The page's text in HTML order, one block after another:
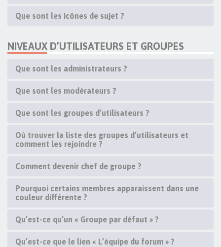
Que sont les icônes de sujet ?
NIVEAUX D’UTILISATEURS ET GROUPES
Que sont les administrateurs ?
Que sont les modérateurs ?
Que sont les groupes d’utilisateurs ?
Où trouver la liste des groupes d’utilisateurs et
comment les rejoindre ?
Comment devenir chef de groupe ?
Pourquoi certains membres apparaissent dans une
couleur différente ?
Qu’est-ce qu’un « Groupe par défaut » ?
Qu’est-ce que le lien « L’équipe du forum » ?